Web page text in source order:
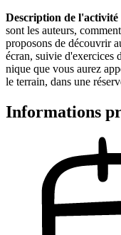
Description de l'activité
sont les auteurs,
proposons de découvrir
écran, suivie d'exercices
nique que vous aurez
le terrain, dans une
Informations